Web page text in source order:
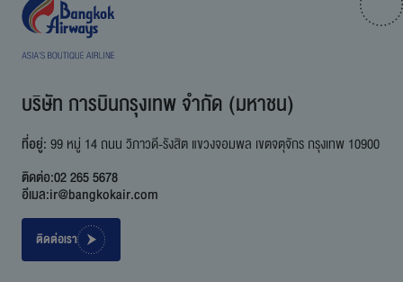
บริษัท การบินกรุงเทพ จำกัด (มหาชน)
ที่อยู่:99 หมู่ 14 ถนน วิภาวดี-รังสิต แขวงจอมพล เขตจตุจักร กรุงเทพ 10900
ติดต่อ:02 265 5678
อีเมล:ir@bangkokair.com
ติดต่อเรา